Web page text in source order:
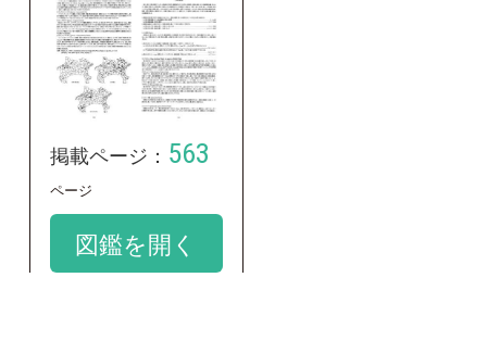
google scholar
学名：
Ulmus parvifolia